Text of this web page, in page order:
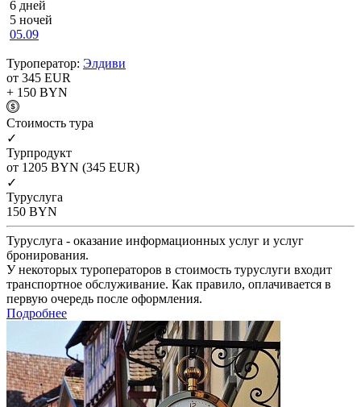
6 дней
5 ночей
05.09
Туроператор: Элдиви
от 345 EUR
+ 150 BYN
Cтоимость тура
✓
Турпродукт
от 1205 BYN (345 EUR)
✓
Туруслуга
150 BYN
Туруслуга - оказание информационных услуг и услуг
бронирования.
У некоторых туроператоров в стоимость туруслуги входит
транспортное обслуживание. Как правило, оплачивается в
первую очередь после оформления.
Подробнее